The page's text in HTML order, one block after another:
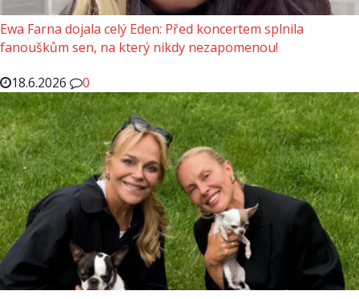
Ewa Farna dojala celý Eden: Před koncertem splnila
fanouškům sen, na který nikdy nezapomenou!
18.6.2026
0